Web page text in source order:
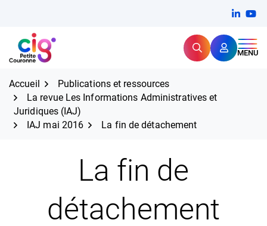
contenu
CIG Petite Couronne RechercherMENU
Expertise et proximité pour
Accueil
Publications et ressources
La revue Les Informations Administratives et
Juridiques (IAJ)
IAJ mai 2016
La fin de détachement
La fin de
détachement